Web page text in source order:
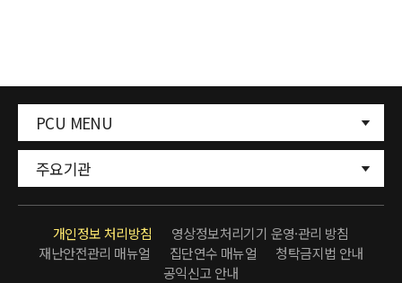
PCU MENU
주요기관
개인정보 처리방침
영상정보처리기기 운영·관리 방침
재난안전관리 매뉴얼
집단연수 매뉴얼
청탁금지법 안내
공익신고 안내